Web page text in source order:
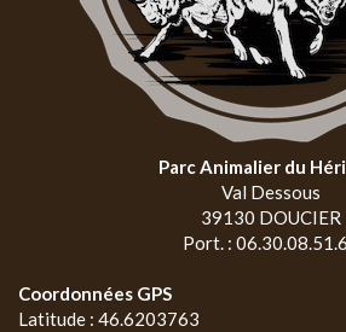
Parc Animalier du
Val Dessous
39130 DOUCIER
Port. :
Coordonnées GPS
Latitude : 46.6203763